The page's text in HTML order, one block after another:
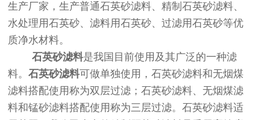
生产厂家，生产普通石英砂滤料、精制石英砂滤料、
水处理用石英砂、滤料用石英砂、过滤用石英砂等优
质净水材料。
石英砂滤料是我国目前使用及其广泛的一种滤
料。石英砂滤料可做单独使用，石英砂滤料和无烟煤
滤料搭配使用称为双层过滤；石英砂滤料、无烟煤滤
料和锰砂滤料搭配使用称为三层过滤。石英砂滤料适